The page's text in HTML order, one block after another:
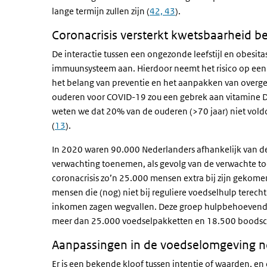
lange termijn zullen zijn (42, 43).
Coronacrisis versterkt kwetsbaarheid
De interactie tussen een ongezonde leefstijl en
immuunsysteem aan. Hierdoor neemt het risico op
het belang van preventie en het aanpakken van
ouderen voor COVID-19 zou een gebrek aan
weten we dat 20% van de ouderen (>70 jaar) niet
(13).
In 2020 waren 90.000 Nederlanders afhankelijk van
verwachting toenemen, als gevolg van de verwachte
coronacrisis zo’n 25.000 mensen extra bij zijn
mensen die (nog) niet bij reguliere voedselhulp
inkomen zagen wegvallen. Deze groep
meer dan 25.000 voedselpakketten en 18.500
Aanpassingen in de voedselomgeving
Er is een bekende kloof tussen intentie of waarden,